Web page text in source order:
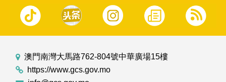
澳門南灣大馬路762-804號中華廣場15樓
https://www.gcs.gov.mo